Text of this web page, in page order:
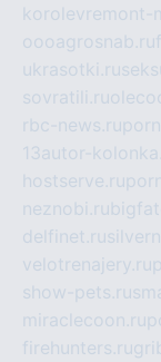
korolevremont-
oooagrosnab.ru
ukrasotki.ru
sovratili.ru
rbc-news.ru
13autor-
hostserve.ru
neznobi.ru
delfinet.ru
velotrenajery.ru
show-pets.ru
miraclecoon.ru
firehunters.ru